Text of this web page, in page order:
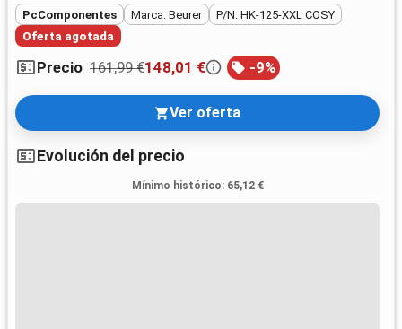
PcComponentes Marca: Beurer
P/N: HK-125-XXL COSY
Oferta agotada
Precio 161,99 €148,01 € -9%
Ver oferta
Evolución del precio
Mínimo histórico: 65,12 €